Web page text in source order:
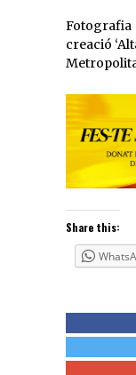
Fotografia
creació
Share this: